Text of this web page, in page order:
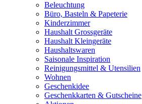
Beleuchtung
Büro, Basteln & Papeterie
Kinderzimmer
Haushalt Grossgeräte
Haushalt Kleingeräte
Haushaltswaren
Saisonale Inspiration
Reinigungsmittel & Utensilien
Wohnen
Geschenkidee
Geschenkkarten & Gutscheine